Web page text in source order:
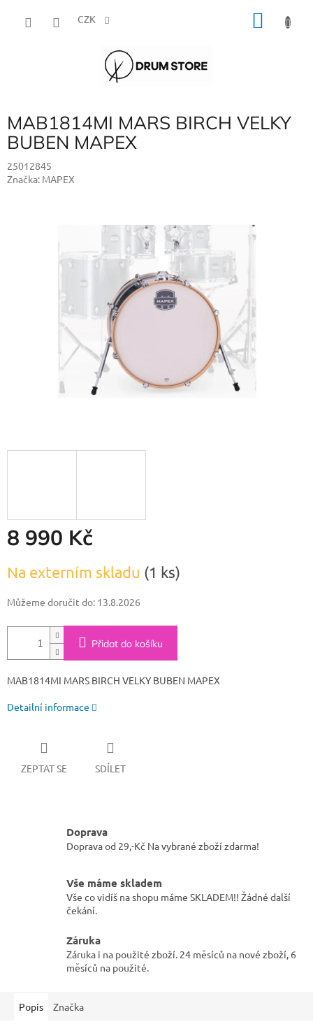
CZK
MAB1814MI MARS BIRCH VELKY
BUBEN MAPEX
25012845
Značka: MAPEX
8 990 Kč
cena:
Na externím skladu (1 ks)
Můžeme doručit do: 13.8.2026
Přidat do košíku
MAB1814MI MARS BIRCH VELKY BUBEN MAPEX
Detailní informace
ZEPTAT SE SDÍLET
Doprava
Doprava od 29,-Kč Na vybrané zboží zdarma!
Vše máme skladem
Vše co vidíš na shopu máme SKLADEM!! Žádné další
čekání.
Záruka
Záruka i na použité zboží. 24 měsíců na nové zboží, 6
měsíců na použité.
Popis Značka